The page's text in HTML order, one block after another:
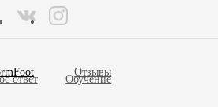
Отзывы
ответ Обучение